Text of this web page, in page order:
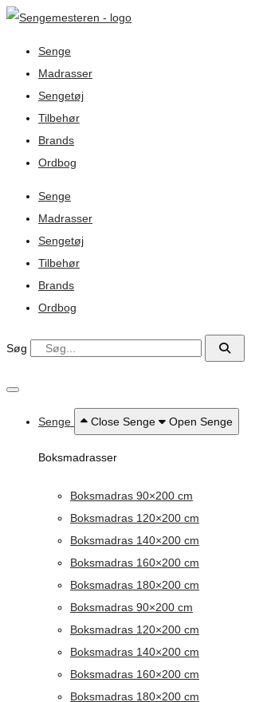
Senge
Madrasser
Sengetøj
Tilbehør
Brands
Ordbog
Senge
Madrasser
Sengetøj
Tilbehør
Brands
Ordbog
Søg
Senge Close Senge Open Senge
Boksmadrasser
Boksmadras 90×200 cm
Boksmadras 120×200 cm
Boksmadras 140×200 cm
Boksmadras 160×200 cm
Boksmadras 180×200 cm
Boksmadras 90×200 cm
Boksmadras 120×200 cm
Boksmadras 140×200 cm
Boksmadras 160×200 cm
Boksmadras 180×200 cm